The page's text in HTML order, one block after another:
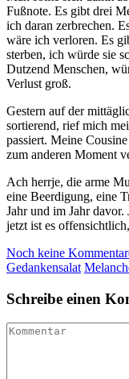
Fußnote. Es gibt drei
ich daran zerbrechen.
wäre ich verloren. Es
sterben, ich würde sie
Dutzend Menschen,
Verlust groß.
Gestern auf der
sortierend, rief mich
passiert. Meine
zum anderen Moment
Ach herrje, die arme
eine Beerdigung, eine
Jahr und im Jahr
jetzt ist es
Noch keine
Gedankensalat
Schreibe einen